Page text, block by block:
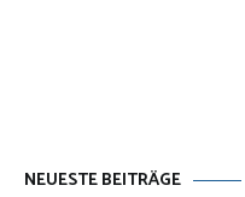
NEUESTE BEITRÄGE